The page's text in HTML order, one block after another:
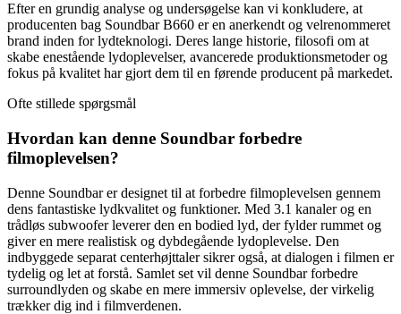
Efter en grundig analyse og undersøgelse kan vi konkludere, at
producenten bag Soundbar B660 er en anerkendt og velrenommeret
brand inden for lydteknologi. Deres lange historie, filosofi om at
skabe enestående lydoplevelser, avancerede produktionsmetoder og
fokus på kvalitet har gjort dem til en førende producent på markedet.
Ofte stillede spørgsmål
Hvordan kan denne Soundbar forbedre
filmoplevelsen?
Denne Soundbar er designet til at forbedre filmoplevelsen gennem
dens fantastiske lydkvalitet og funktioner. Med 3.1 kanaler og en
trådløs subwoofer leverer den en bodied lyd, der fylder rummet og
giver en mere realistisk og dybdegående lydoplevelse. Den
indbyggede separat centerhøjttaler sikrer også, at dialogen i filmen er
tydelig og let at forstå. Samlet set vil denne Soundbar forbedre
surroundlyden og skabe en mere immersiv oplevelse, der virkelig
trækker dig ind i filmverdenen.